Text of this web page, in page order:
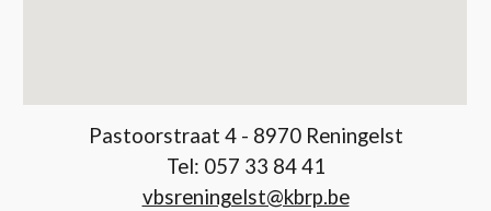
Pastoorstraat 4 - 8970 Reningelst
Tel: 057 33 84 41
vbsreningelst@kbrp.be